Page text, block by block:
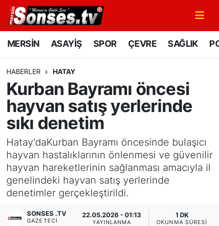
MERSİN ASAYİŞ SPOR ÇEVRE SAĞLIK
HABERLER HATAY
Kurban Bayramı öncesi
hayvan satış yerlerinde
sıkı denetim
Hatay'daKurban Bayramı öncesinde bulaşıcı
hayvan hastalıklarının önlenmesi ve güvenilir
hayvan hareketlerinin sağlanması amacıyla il
genelindeki hayvan satış yerlerinde
denetimler gerçekleştirildi.
SONSES .TV
GAZETECI
22.05.2026 - 01:13
YAYINLANMA
1 DK
OKUNMA SÜRESI
MERSİN
SPOR
GÜNÜN MANŞETİ
DÜNYA
KÜLTÜR - SANAT
MAGAZİN
SAĞLIK
Mersin Nöbetçi Eczaneler
Mersin Namaz Vakitleri
Mersin Trafik Yoğunluk Haritası
Süper Lig Puan Durumu ve Fikstür
Tüm Manşetler
Son Dakika Haberleri
Haber Arşivi